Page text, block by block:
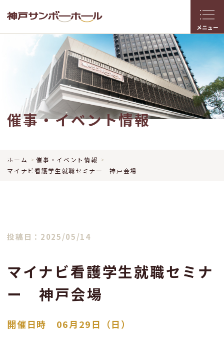
メニュー
催事・イベント情報
ホーム
催事・イベント情報
マイナビ看護学生就職セミナー 神戸会場
マイナビ看護学生就職セミナ
ー 神戸会場
投稿日：2025/05/14
開催日時 06月29日（日）